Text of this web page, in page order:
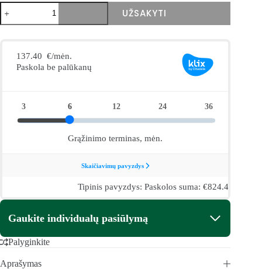
produkto
kiekis:
Terasinė
UŽSAKYTI
Gaukite individualų pasiūlymą
Palyginkite
Aprašymas